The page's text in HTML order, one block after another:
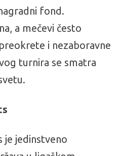
fond.
a mečevi često
i nezaboravne
turnira se smatra
je jedinstveno